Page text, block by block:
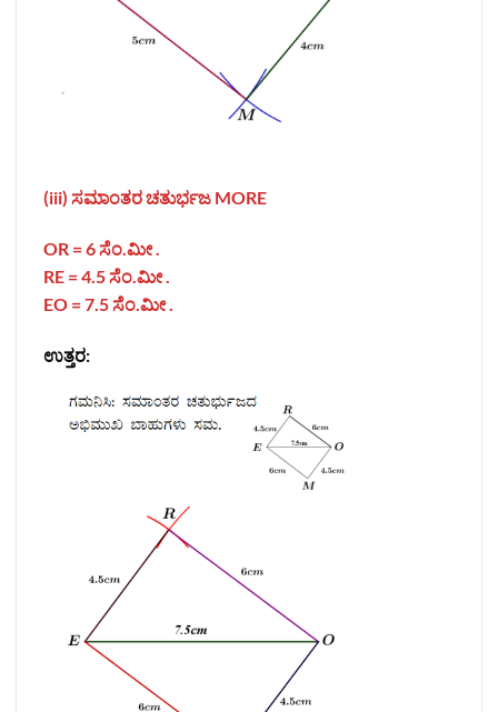
(iii) ಸಮಾಂತರ ಚತುರ್ಭಜ MORE
OR = 6ಸೆಂ.ಮೀ .
RE = 4.5ಸೆಂ.ಮೀ .
EO = 7.5ಸೆಂ.ಮೀ .
ಉತ್ತರ: